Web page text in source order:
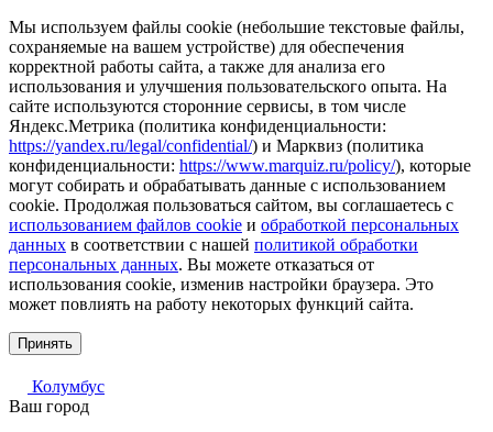
Мы используем файлы cookie (небольшие текстовые файлы,
сохраняемые на вашем устройстве) для обеспечения
корректной работы сайта, а также для анализа его
использования и улучшения пользовательского опыта. На
сайте используются сторонние сервисы, в том числе
Яндекс.Метрика (политика конфиденциальности:
https://yandex.ru/legal/confidential/) и Марквиз (политика
конфиденциальности: https://www.marquiz.ru/policy/), которые
могут собирать и обрабатывать данные с использованием
cookie. Продолжая пользоваться сайтом, вы соглашаетесь с
использованием файлов cookie и обработкой персональных
данных в соответствии с нашей политикой обработки
персональных данных. Вы можете отказаться от
использования cookie, изменив настройки браузера. Это
может повлиять на работу некоторых функций сайта.
Принять
Колумбус
Ваш город